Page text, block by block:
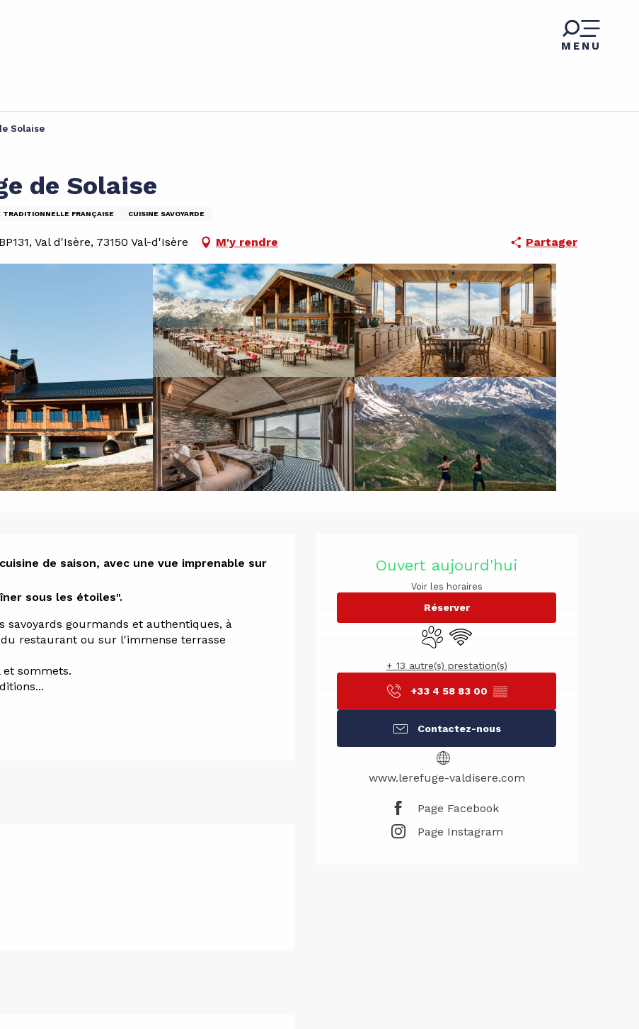
MENU
Solaise
de Solaise
TRADITIONNELLE FRANÇAISE CUISINE SAVOYARDE
Val d'Isère, 73150 Val-d'Isère M'y rendre Partager
Ouverture
Ouvert aujourd'hui
Voir les horaires
Réserver
Animaux acceptés
WiFi
+ 13 autre(s) prestation(s)
+33 4 58 83 00 ▒▒
Contactez-nous
www.lerefuge-valdisere.com
Page Facebook
Page Instagram
de saison, avec une vue imprenable sur
sous les étoiles".
savoyards gourmands et authentiques, à
restaurant ou sur l'immense terrasse
sommets.